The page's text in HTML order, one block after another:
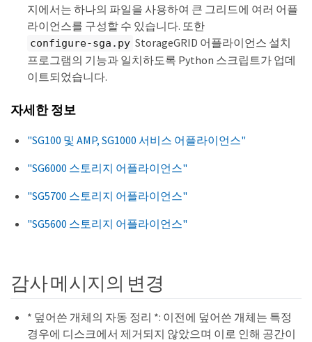
지에서는 하나의 파일을 사용하여 큰 그리드에 여러 어플
라이언스를 구성할 수 있습니다. 또한
configure-sga.py StorageGRID 어플라이언스 설치
프로그램의 기능과 일치하도록 Python 스크립트가 업데
이트되었습니다.
자세한 정보
"SG100 및 AMP, SG1000 서비스 어플라이언스"
"SG6000 스토리지 어플라이언스"
"SG5700 스토리지 어플라이언스"
"SG5600 스토리지 어플라이언스"
감사 메시지의 변경
* 덮어쓴 개체의 자동 정리 *: 이전에 덮어쓴 개체는 특정
경우에 디스크에서 제거되지 않았으며 이로 인해 공간이